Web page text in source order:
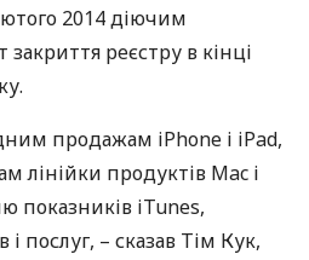
2014 діючим
реєстру в кінці
продажам iPhone і iPad,
лінійки продуктів Mac і
показників iTunes,
послуг, – сказав Тім Кук,